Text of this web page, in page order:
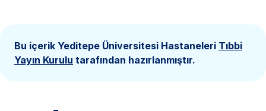
Bu içerik Yeditepe Üniversitesi Hastaneleri Tıbbi
Yayın Kurulu tarafından hazırlanmıştır.